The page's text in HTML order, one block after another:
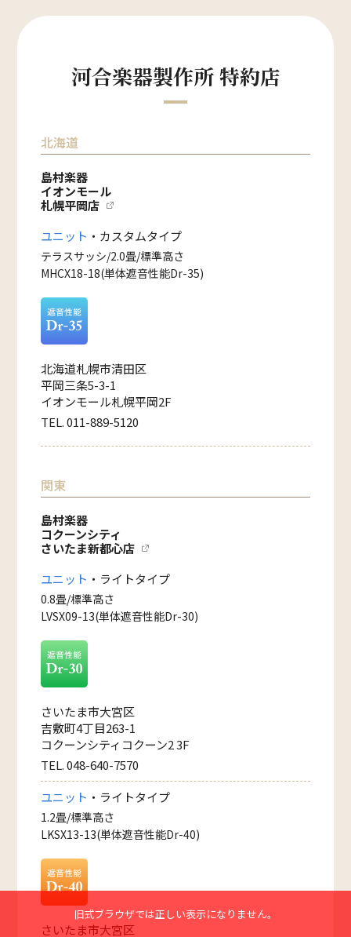
旧式ブラウザでは正しい表示になりません。
河合楽器製作所 特約店
北海道
島村楽器
イオンモール
札幌平岡店
ユニット ・カスタムタイプ
テラスサッシ/2.0畳/標準高さ
MHCX18-18(単体遮音性能Dr-35)
北海道札幌市清田区
平岡三条5-3-1
イオンモール札幌平岡2F
TEL. 011-889-5120
関東
島村楽器
コクーンシティ
さいたま新都心店
ユニット ・ライトタイプ
0.8畳/標準高さ
LVSX09-13(単体遮音性能Dr-30)
さいたま市大宮区
吉敷町4丁目263-1
コクーンシティコクーン2 3F
TEL. 048-640-7570
ユニット ・ライトタイプ
1.2畳/標準高さ
LKSX13-13(単体遮音性能Dr-40)
さいたま市大宮区